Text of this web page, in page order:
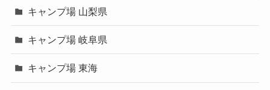
キャンプ場 山梨県
キャンプ場 岐阜県
キャンプ場 東海